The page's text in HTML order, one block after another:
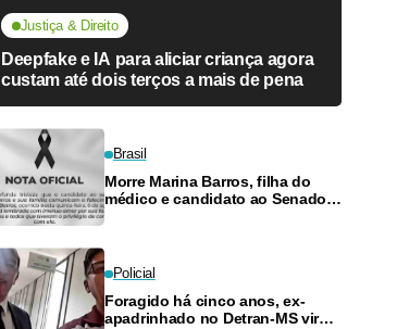
Justiça & Direito
Deepfake e IA para aliciar criança agora
custam até dois terços a mais de pena
Brasil
Morre Marina Barros, filha do
médico e candidato ao Senado
Policial
Foragido há cinco anos, ex-
apadrinhado no Detran-MS vira